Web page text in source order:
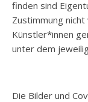
finden sind
Zustimmung
Künstler*innen
unter dem
Die Bilder und